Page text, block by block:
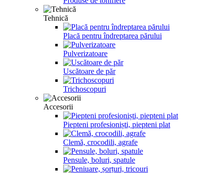
Tehnică
Placă pentru îndreptarea părului
Pulverizatoare
Uscătoare de păr
Trichoscopuri
Accesorii
Piepteni profesioniști, piepteni plat
Clemă, crocodili, agrafe
Pensule, boluri, spatule